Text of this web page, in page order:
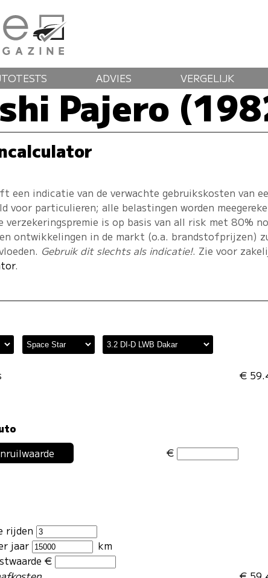
ADVIES VERGELIJK
Pajero
een indicatie van de verwachte gebruikskosten van
voor particulieren; alle belastingen worden
verzekeringspremie is op basis van all risk met 80%
ontwikkelingen in de markt (o.a. brandstofprijzen)
Gebruik dit slechts als indicatie!. Zie voor
.
€
€
rijden
jaar
km
€